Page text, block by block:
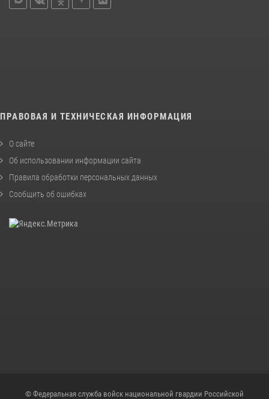
ПРАВОВАЯ И ТЕХНИЧЕСКАЯ ИНФОРМАЦИЯ
О сайте
Об использовании информации сайта
Правила обработки персональных данных
Сообщить об ошибках
© Федеральная служба войск национальной гвардии Российской